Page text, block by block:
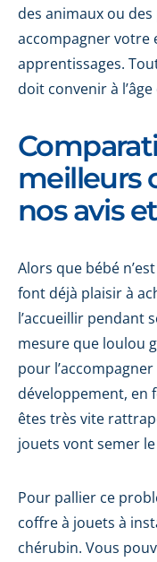
des animaux ou
accompagner votre
apprentissages.
doit convenir à
meilleurs
nos avis
Alors que bébé
font déjà plaisir à
l’accueillir pendant
mesure que loulou
pour
développement, en
êtes très vite
jouets vont semer
Pour pallier ce
coffre à jouets à
chérubin. Vous